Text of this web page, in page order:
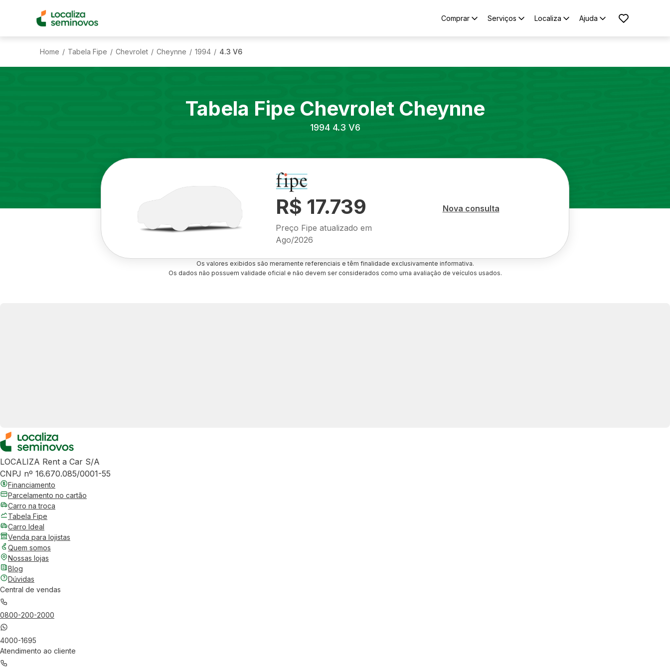
Comprar Serviços Localiza Ajuda
Home / Tabela Fipe / Chevrolet / Cheynne / 1994 / 4.3 V6
Tabela Fipe Chevrolet Cheynne
1994 4.3 V6
R$ 17.739
Preço Fipe atualizado em
Ago/2026
Nova consulta
Os valores exibidos são meramente referenciais e têm finalidade exclusivamente informativa.
Os dados não possuem validade oficial e não devem ser considerados como uma avaliação de veículos usados.
LOCALIZA Rent a Car S/A
CNPJ nº 16.670.085/0001-55
Financiamento
Parcelamento no cartão
Carro na troca
Tabela Fipe
Carro Ideal
Venda para lojistas
Quem somos
Nossas lojas
Blog
Dúvidas
Central de vendas
0800-200-2000
4000-1695
Atendimento ao cliente